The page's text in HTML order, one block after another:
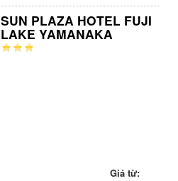
SUN PLAZA HOTEL FUJI
LAKE YAMANAKA
Giá từ: